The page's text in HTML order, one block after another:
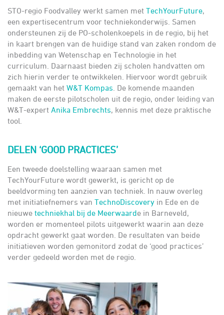
STO-regio Foodvalley werkt samen met TechYourFuture,
een expertisecentrum voor techniekonderwijs. Samen
ondersteunen zij de PO-scholenkoepels in de regio, bij het
in kaart brengen van de huidige stand van zaken rondom de
inbedding van Wetenschap en Technologie in het
curriculum. Daarnaast bieden zij scholen handvatten om
zich hierin verder te ontwikkelen. Hiervoor wordt gebruik
gemaakt van het W&T Kompas . De komende maanden
maken de eerste pilotscholen uit de regio, onder leiding van
W&T-expert Anika Embrechts, kennis met deze praktische
tool.
DELEN ‘GOOD PRACTICES’
Een tweede doelstelling waaraan samen met
TechYourFuture wordt gewerkt, is gericht op de
beeldvorming ten aanzien van techniek. In nauw overleg
met initiatiefnemers van TechnoDiscovery in Ede en de
nieuwe techniekhal bij de Meerwaarde in Barneveld,
worden er momenteel pilots uitgewerkt waarin aan deze
opdracht gewerkt gaat worden. De resultaten van beide
initiatieven worden gemonitord zodat de ‘good practices’
verder gedeeld worden met de regio.